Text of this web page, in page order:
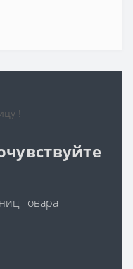
товара